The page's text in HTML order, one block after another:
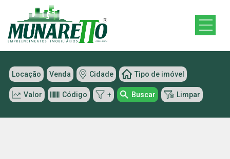
Locação Venda Cidade Tipo de imóvel
Valor Código + Buscar Limpar